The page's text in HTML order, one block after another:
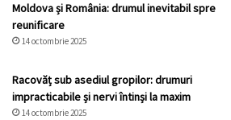
Moldova și România: drumul inevitabil spre
reunificare
14 octombrie 2025
Racovăț sub asediul gropilor: drumuri
impracticabile și nervi întinși la maxim
14 octombrie 2025